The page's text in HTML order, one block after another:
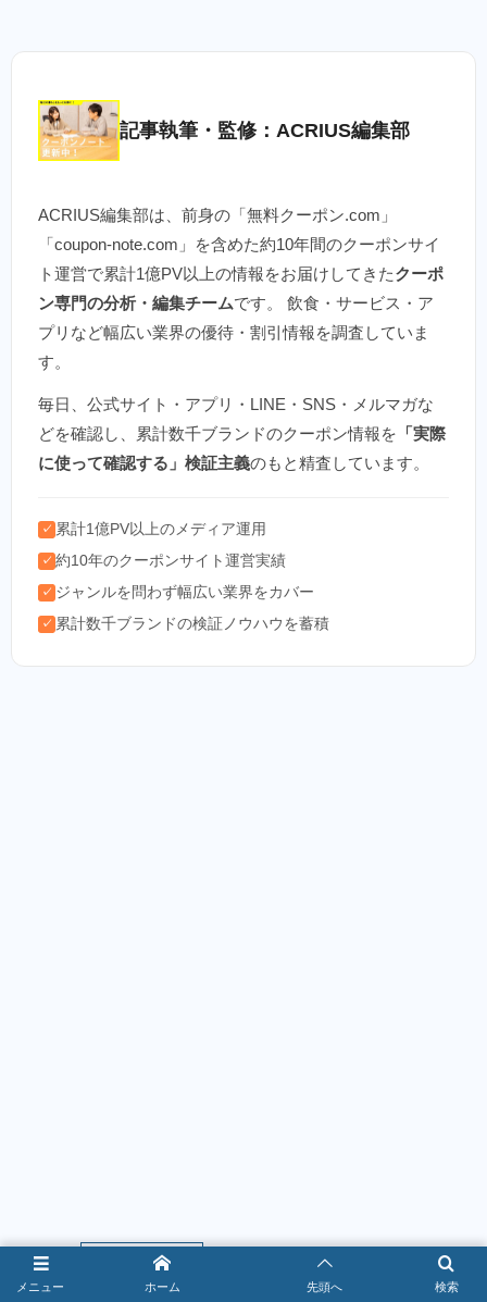
記事執筆・監修：ACRIUS編集部
ACRIUS編集部は、前身の「無料クーポン.com」
「coupon-note.com」を含めた約10年間のクーポンサイ
ト運営で累計1億PV以上の情報をお届けしてきたクーポ
ン専門の分析・編集チームです。 飲食・サービス・ア
プリなど幅広い業界の優待・割引情報を調査していま
す。
毎日、公式サイト・アプリ・LINE・SNS・メルマガな
どを確認し、累計数千ブランドのクーポン情報を 「実際
に使って確認する」検証主義のもと精査しています。
✓ 累計1億PV以上のメディア運用
✓ 約10年のクーポンサイト運営実績
✓ ジャンルを問わず幅広い業界をカバー
✓ 累計数千ブランドの検証ノウハウを蓄積
ファッション・美容
メニュー 検索
ホーム 先頭へ